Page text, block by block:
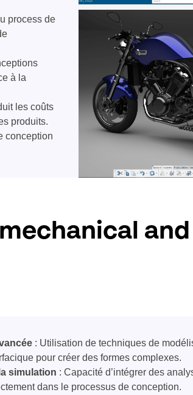
process de
à la
les coûts
produits.
conception
: Utilisation de techniques de
pour créer des formes complexes.
simulation : Capacité d’intégrer des
dans le processus de conception.